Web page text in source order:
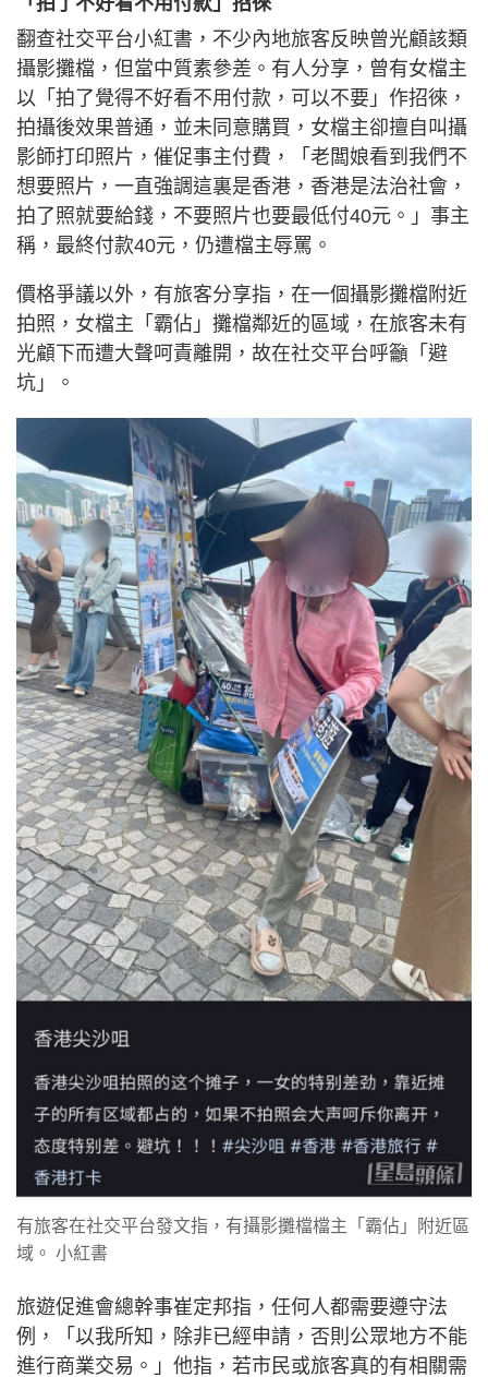
翻查社交平台小紅書，不少內地旅客反映曾光顧該類
攝影攤檔，但當中質素參差。有人分享，曾有女檔主
以「拍了覺得不好看不用付款，可以不要」作招徠，
拍攝後效果普通，並未同意購買，女檔主卻擅自叫攝
影師打印照片，催促事主付費，「老闆娘看到我們不
想要照片，一直強調這裏是香港，香港是法治社會，
拍了照就要給錢，不要照片也要最低付40元。」事主
稱，最終付款40元，仍遭檔主辱罵。
價格爭議以外，有旅客分享指，在一個攝影攤檔附近
拍照，女檔主「霸佔」攤檔鄰近的區域，在旅客未有
光顧下而遭大聲呵責離開，故在社交平台呼籲「避
坑」。
有旅客在社交平台發文指，有攝影攤檔檔主「霸佔」附近區
域。 小紅書
旅遊促進會總幹事崔定邦指，任何人都需要遵守法
例，「以我所知，除非已經申請，否則公眾地方不能
進行商業交易。」他指，若市民或旅客真的有相關需